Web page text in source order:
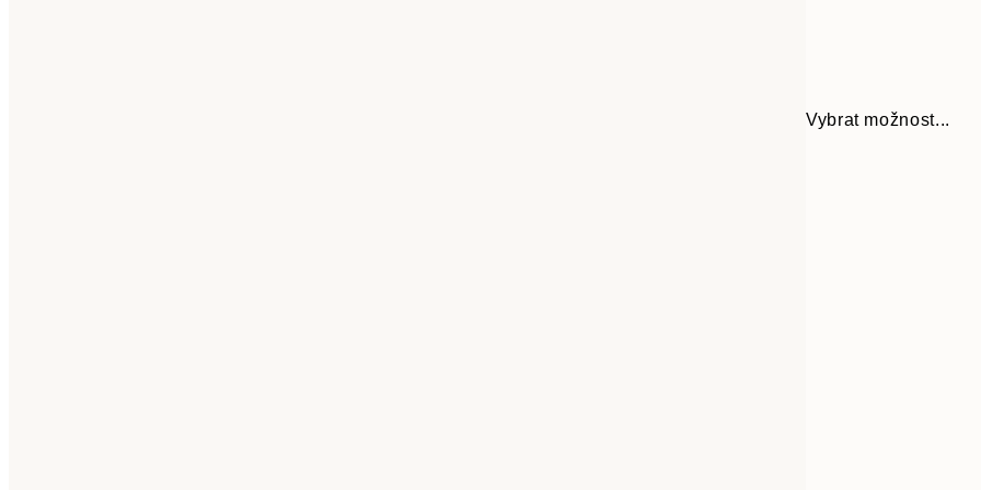
Vybrat možnost...